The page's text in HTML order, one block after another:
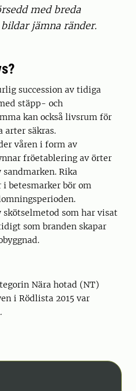
med breda
jämna ränder.
succession av tidiga
stäpp- och
kan också livsrum för
arter säkras.
våren i form av
fröetablering av örter
Rika
betesmarker bör om
som har visat
som branden skapar
Nära hotad (NT)
i Rödlista 2015 var